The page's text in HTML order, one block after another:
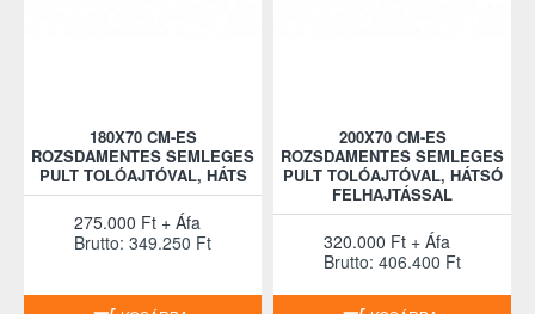
180X70 CM-ES
ROZSDAMENTES SEMLEGES
PULT TOLÓAJTÓVAL, HÁTS
275.000 Ft + Áfa
Brutto: 349.250 Ft
200X70 CM-ES
ROZSDAMENTES SEMLEGES
PULT TOLÓAJTÓVAL, HÁTSÓ
FELHAJTÁSSAL
320.000 Ft + Áfa
Brutto: 406.400 Ft